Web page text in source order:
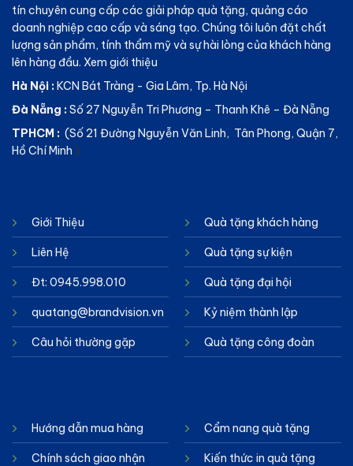
tín chuyên cung cấp các giải pháp quà tặng, quảng cáo
doanh nghiệp cao cấp và sáng tạo. Chúng tôi luôn đặt chất
lượng sản phẩm, tính thẩm mỹ và sự hài lòng của khách hàng
lên hàng đầu. Xem giới thiệu
Hà Nội :KCN Bát Tràng - Gia Lâm, Tp. Hà Nội
Đà Nẵng :Số 27 Nguyễn Tri Phương – Thanh Khê – Đà Nẵng
TPHCM : (Số 21 Đường Nguyễn Văn Linh, Tân Phong, Quận 7,
Hồ Chí Minh )
Giới Thiệu
Liên Hệ
Đt: 0945.998.010
quatang@brandvision.vn
Câu hỏi thường gặp
Quà tặng khách hàng
Quà tặng sự kiện
Quà tặng đại hội
Kỷ niệm thành lập
Quà tặng công đoàn
Hướng dẫn mua hàng
Chính sách giao nhận
Cẩm nang quà tặng
Kiến thức in quà tặng